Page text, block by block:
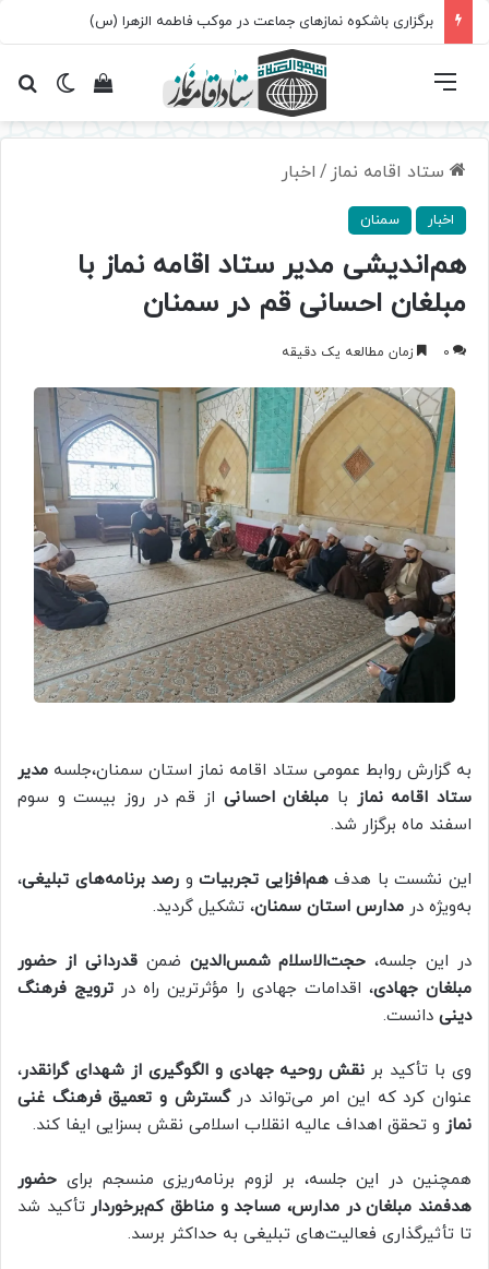
برگزاری باشکوه نمازهای جماعت در موکب فاطمه الزهرا (س)
تغییرمشاهده فهرست
ستاد اقامه نماز / اخبار
اخبار سمنان
هم‌اندیشی مدیر ستاد اقامه نماز با
مبلغان احسانی قم در سمنان
0 زمان مطالعه یک دقیقه
به گزارش روابط عمومی ستاد اقامه نماز استان سمنان،جلسه مدیر
ستاد اقامه نماز با مبلغان احسانی از قم در روز بیست و سوم
اسفند ماه برگزار شد.
این نشست با هدفهم‌افزایی تجربیاتو رصد برنامه‌های تبلیغی،
به‌ویژه در مدارس استان سمنان، تشکیل گردید.
در این جلسه، حجت‌الاسلام شمس‌الدین ضمنقدردانی از حضور
مبلغان جهادی، اقدامات جهادی را مؤثرترین راه در ترویج فرهنگ
دینی دانست.
وی با تأکید بر نقش روحیه جهادی و الگوگیری از شهدای گرانقدر،
عنوان کرد که این امر می‌تواند درگسترش و تعمیق فرهنگ غنی
نماز و تحقق اهداف عالیه انقلاب اسلامی نقش بسزایی ایفا کند.
همچنین در این جلسه، بر لزوم برنامه‌ریزی منسجم برای حضور
هدفمند مبلغان در مدارس، مساجد و مناطق کم‌برخوردارتأکید شد
تا تأثیرگذاری فعالیت‌های تبلیغی به حداکثر برسد.